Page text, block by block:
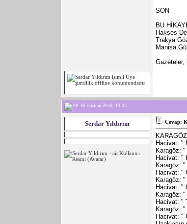
SON
BU
Hakses
Trakya
Manisa
Gazeteler,
16 Haziran 2026, 13:02
Serdar Yıldırım Cevap:
Hacivat: "
Karagöz:
Hacivat: "
Karagöz: "
Hacivat: "
Karagöz:
Hacivat: "
Karagöz: "
Hacivat: "
Karagöz:
Hacivat: "